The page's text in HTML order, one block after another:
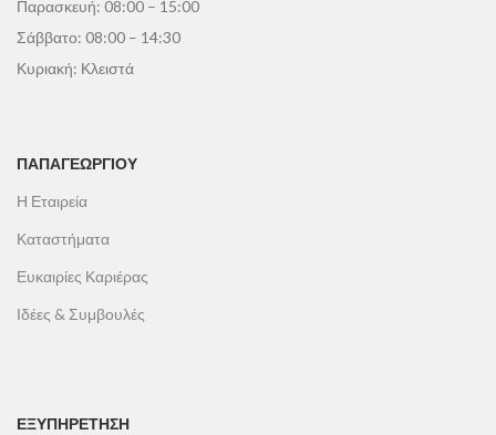
Παρασκευή: 08:00 – 15:00
Σάββατο: 08:00 – 14:30
Κυριακή: Κλειστά
ΠΑΠΑΓΕΩΡΓΊΟΥ
Η Εταιρεία
Καταστήματα
Ευκαιρίες Καριέρας
Ιδέες & Συμβουλές
ΕΞΥΠΗΡΕΤΗΣΗ